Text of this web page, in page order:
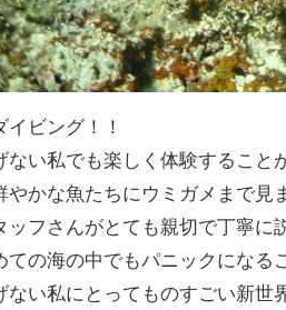
イビング！！
ない私でも楽しく体験すること
やかな魚たちにウミガメまで見
ッフさんがとても親切で丁寧に
ての海の中でもパニックになる
ない私にとってものすごい新世